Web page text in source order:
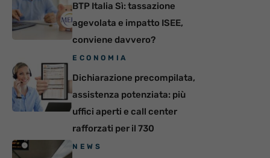
BTP Italia Sì: tassazione
agevolata e impatto ISEE,
conviene davvero?
ECONOMIA
Dichiarazione precompilata,
assistenza potenziata: più
uffici aperti e call center
rafforzati per il 730
NEWS